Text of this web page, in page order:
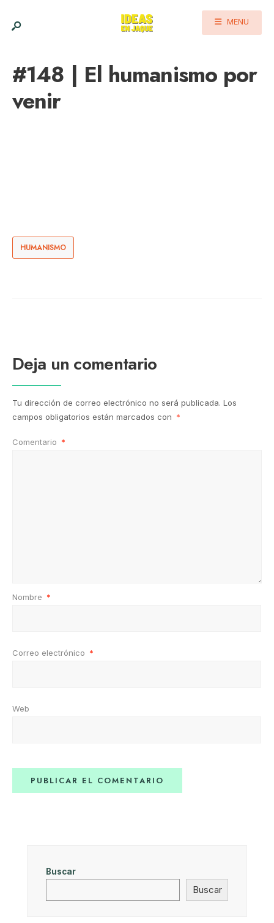
MENU
#148 | El humanismo por
venir
HUMANISMO
Deja un comentario
Tu dirección de correo electrónico no será publicada. Los
campos obligatorios están marcados con *
Comentario *
Nombre *
Correo electrónico *
Web
Buscar
Buscar